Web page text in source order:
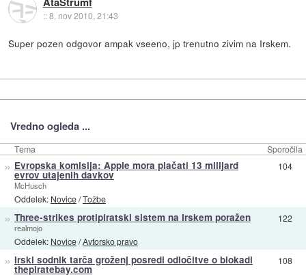
::8. nov 2010, 21:43
Super pozen odgovor ampak vseeno, jp trenutno zivim na Irskem.
Vredno ogleda ...
Tema Sporočila
» Evropska komisija: Apple mora plačati 13 milijard
evrov utajenih davkov
McHusch
Oddelek: Novice/Tožbe
104
» Three-strikes protipiratski sistem na Irskem poražen
realmojo
Oddelek: Novice/Avtorsko pravo
122
» Irski sodnik tarča groženj posredi odločitve o blokadi
thepiratebay.com
108